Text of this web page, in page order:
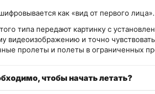
как «вид от первого лица».
типа передают картинку с
видеоизображению и точно
пролеты и полеты в ограниченных
чтобы начать летать?